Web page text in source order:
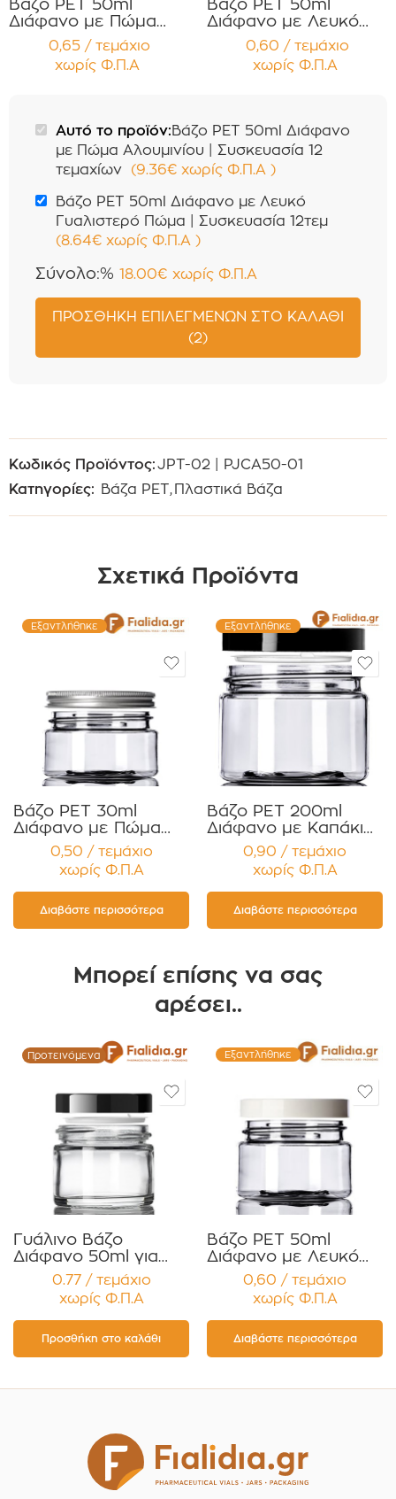
Βάζο PET 50ml
Διάφανο με Πώμα
Αλουμινίου
Συσκευασία 12
τεμαχίων
0,65 / τεμάχιο
χωρίς Φ.Π.Α
Βάζο PET 50ml
Διάφανο με Λευκό
Γυαλιστερό Πώμα
Συσκευασία 12τεμ
0,60 / τεμάχιο
χωρίς Φ.Π.Α
Αυτό το προϊόν:Βάζο PET 50ml Διάφανο
με Πώμα Αλουμινίου | Συσκευασία 12
τεμαχίων (9.36€ χωρίς Φ.Π.Α )
Βάζο PET 50ml Διάφανο με Λευκό
Γυαλιστερό Πώμα | Συσκευασία 12τεμ
(8.64€ χωρίς Φ.Π.Α )
Σύνολο:% 18.00€ χωρίς Φ.Π.Α
ΠΡΟΣΘΉΚΗ ΕΠΙΛΕΓΜΈΝΩΝ ΣΤΟ ΚΑΛΆΘΙ
(2)
Κωδικός Προϊόντος:JPT-02 | PJCA50-01
Κατηγορίες: Βάζα PET, Πλαστικά Βάζα
Σχετικά Προϊόντα
Εξαντλήθηκε
Βάζο PET 30ml
Διάφανο με Πώμα
Αλουμινίου
Συσκευασία 12τεμ
0,50 / τεμάχιο
χωρίς Φ.Π.Α
Διαβάστε περισσότερα
Εξαντλήθηκε
Βάζο PET 200ml
Διάφανο με Καπάκι
Μαύρο Γυαλιστερό
και παρέμβυσμα
Συσκευασία 12
τεμαχίων
0,90 / τεμάχιο
χωρίς Φ.Π.Α
Διαβάστε περισσότερα
Μπορεί επίσης να σας
αρέσει..
Προτεινόμενα
Γυάλινο Βάζο
Διάφανο 50ml για
Κρέμες και
Κηραλοιφές με
Μαύρο Γυαλιστερό
Καπάκι Παρέμβυσμα
Συσκευασία 12
τεμαχίων
0.77 / τεμάχιο
χωρίς Φ.Π.Α
Προσθήκη στο καλάθι
Εξαντλήθηκε
Βάζο PET 50ml
Διάφανο με Λευκό
Γυαλιστερό Πώμα
Συσκευασία 12τεμ
0,60 / τεμάχιο
χωρίς Φ.Π.Α
Διαβάστε περισσότερα